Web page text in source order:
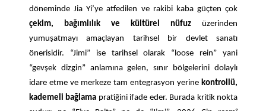
döneminde Jia Yi’ye atfedilen ve rakibi kaba güçten çok
çekim, bağımlılık ve kültürel nüfuz üzerinden
yumuşatmayı amaçlayan tarihsel bir devlet sanatı
önerisidir. “Jimi” ise tarihsel olarak “loose rein” yani
“gevşek dizgin” anlamına gelen, sınır bölgelerini dolaylı
idare etme ve merkeze tam entegrasyon yerine kontrollü,
kademeli bağlama pratiğini ifade eder. Burada kritik nokta